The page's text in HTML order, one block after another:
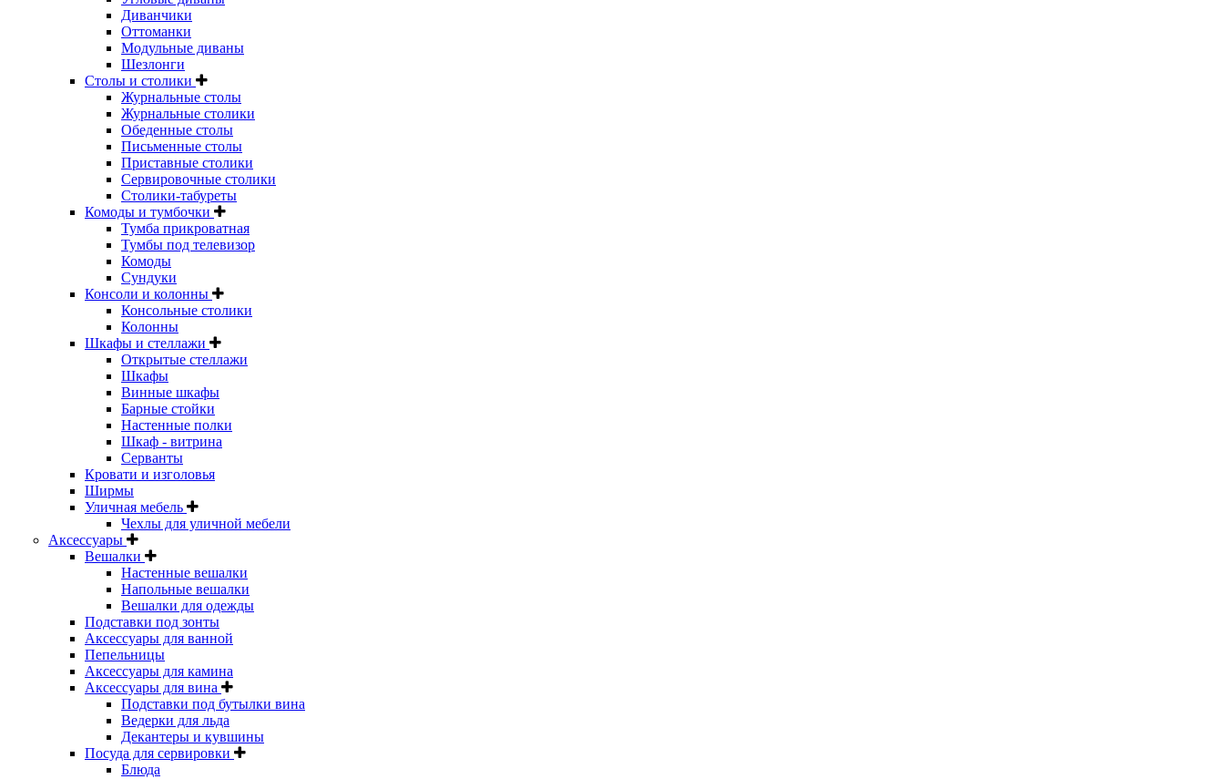
Диванчики
Оттоманки
Модульные диваны
Шезлонги
Столы и столики
Журнальные столы
Журнальные столики
Обеденные столы
Письменные столы
Приставные столики
Сервировочные столики
Столики-табуреты
Комоды и тумбочки
Тумба прикроватная
Тумбы под телевизор
Комоды
Сундуки
Консоли и колонны
Консольные столики
Колонны
Шкафы и стеллажи
Открытые стеллажи
Шкафы
Винные шкафы
Барные стойки
Настенные полки
Шкаф - витрина
Серванты
Кровати и изголовья
Ширмы
Уличная мебель
Чехлы для уличной мебели
Аксессуары
Вешалки
Настенные вешалки
Напольные вешалки
Вешалки для одежды
Подставки под зонты
Аксессуары для ванной
Пепельницы
Аксессуары для камина
Аксессуары для вина
Подставки под бутылки вина
Ведерки для льда
Декантеры и кувшины
Посуда для сервировки
Блюда